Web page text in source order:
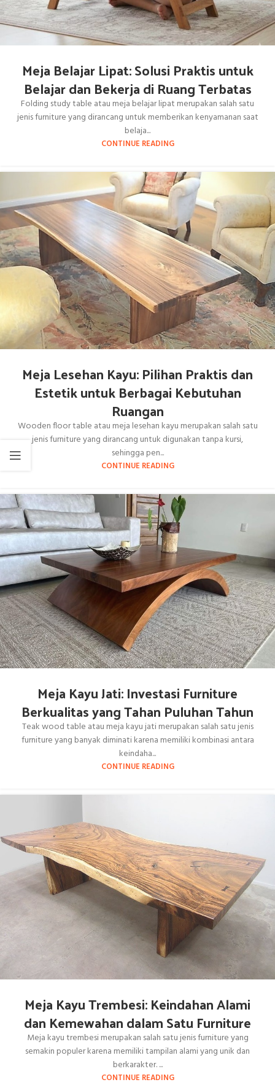
Meja Belajar Lipat: Solusi Praktis untuk
Belajar dan Bekerja di Ruang Terbatas
Folding study table atau meja belajar lipat merupakan salah satu
jenis furniture yang dirancang untuk memberikan kenyamanan saat
belaja...
CONTINUE READING
Meja Lesehan Kayu: Pilihan Praktis dan
Estetik untuk Berbagai Kebutuhan
Ruangan
Wooden floor table atau meja lesehan kayu merupakan salah satu
jenis furniture yang dirancang untuk digunakan tanpa kursi,
sehingga pen...
CONTINUE READING
Meja Kayu Jati: Investasi Furniture
Berkualitas yang Tahan Puluhan Tahun
Teak wood table atau meja kayu jati merupakan salah satu jenis
furniture yang banyak diminati karena memiliki kombinasi antara
keindaha...
CONTINUE READING
Meja Kayu Trembesi: Keindahan Alami
dan Kemewahan dalam Satu Furniture
Meja kayu trembesi merupakan salah satu jenis furniture yang
semakin populer karena memiliki tampilan alami yang unik dan
berkarakter. ...
CONTINUE READING